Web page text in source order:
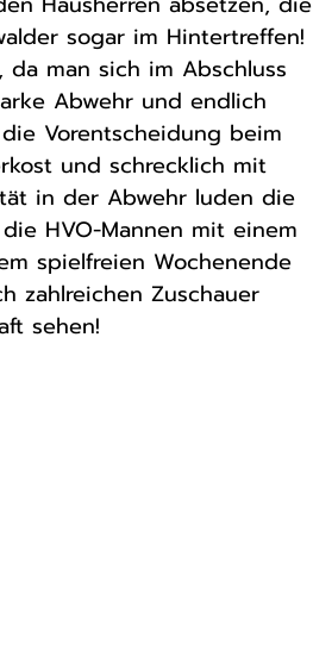
sogar im Hintertreffen!
man sich im Abschluss
Abwehr und endlich
Vorentscheidung beim
und schrecklich mit
in der Abwehr luden die
HVO-Mannen mit einem
spielfreien Wochenende
zahlreichen Zuschauer
sehen!